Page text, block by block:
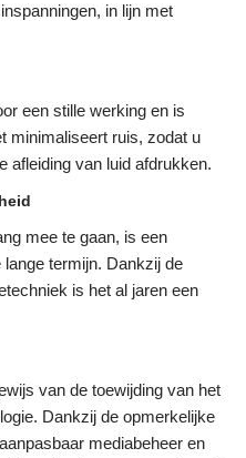
in lijn met
een stille werking en is
minimaliseert ruis, zodat u
afleiding van luid afdrukken.
mee te gaan, is een
termijn. Dankzij de
is het al jaren een
van de toewijding van het
Dankzij de opmerkelijke
mediabeheer en